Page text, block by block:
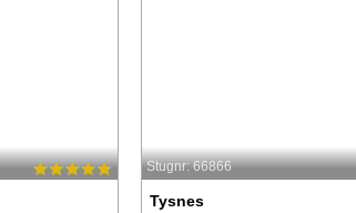
Stugnr: 66866
Tysnes